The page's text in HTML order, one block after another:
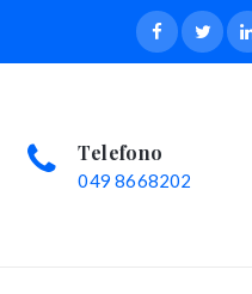
Telefono
049 8668202